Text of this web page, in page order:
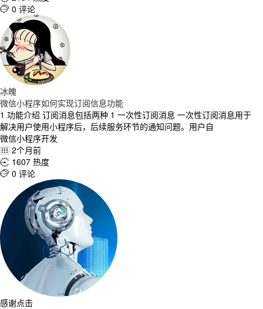
 0 评论
冰魄
微信小程序如何实现订阅信息功能
1 功能介绍 订阅消息包括两种 1 一次性订阅消息 一次性订阅消息用于
解决用户使用小程序后，后续服务环节的通知问题。用户自
微信小程序开发
 2个月前
 1607 热度
 0 评论
感谢点击